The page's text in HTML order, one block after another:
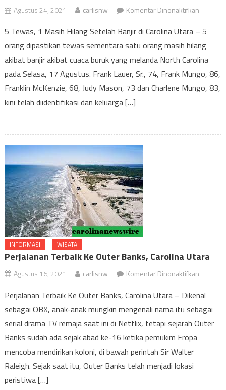
Agustus 24, 2021 carlisnw Komentar Dinonaktifkanpada
Tewas,
1
Masih
Hilang
Setelah
Utara
5 Tewas, 1 Masih Hilang Setelah Banjir di Carolina Utara – 5
orang dipastikan tewas sementara satu orang masih hilang
akibat banjir akibat cuaca buruk yang melanda North Carolina
pada Selasa, 17 Agustus. Frank Lauer, Sr., 74, Frank Mungo, 86,
Franklin McKenzie, 68, Judy Mason, 73 dan Charlene Mungo, 83,
kini telah diidentifikasi dan keluarga […]
INFORMASI WISATA
Perjalanan Terbaik Ke Outer Banks, Carolina Utara
Agustus 16, 2021 carlisnw Komentar Dinonaktifkanpada
Terbaik
Ke
Outer
Perjalanan Terbaik Ke Outer Banks, Carolina Utara – Dikenal
sebagai OBX, anak-anak mungkin mengenali nama itu sebagai
serial drama TV remaja saat ini di Netflix, tetapi sejarah Outer
Banks sudah ada sejak abad ke-16 ketika pemukim Eropa
mencoba mendirikan koloni, di bawah perintah Sir Walter
Raleigh. Sejak saat itu, Outer Banks telah menjadi lokasi
peristiwa […]